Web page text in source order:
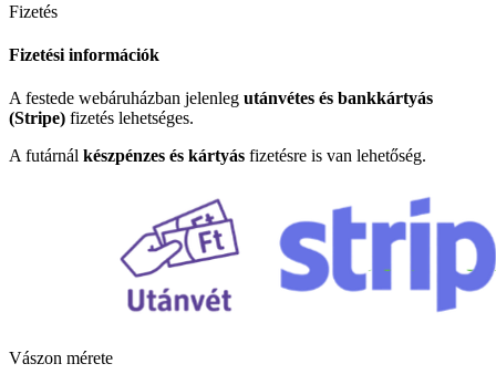
Fizetés
Fizetési információk
A festede webáruházban jelenleg utánvétes és bankkártyás
(Stripe) fizetés lehetséges.
A futárnál készpénzes és kártyás fizetésre is van lehetőség.
Vászon mérete